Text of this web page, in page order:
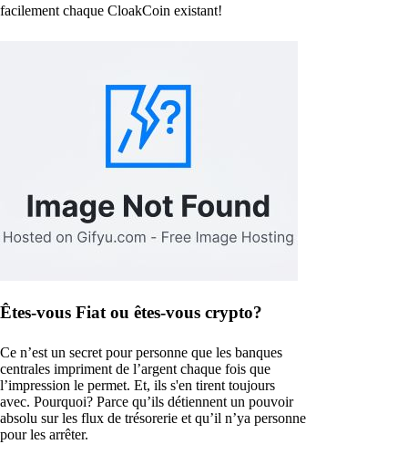
facilement chaque CloakCoin existant!
Êtes-vous Fiat ou êtes-vous crypto?
Ce n’est un secret pour personne que les banques
centrales impriment de l’argent chaque fois que
l’impression le permet. Et, ils s'en tirent toujours
avec. Pourquoi? Parce qu’ils détiennent un pouvoir
absolu sur les flux de trésorerie et qu’il n’ya personne
pour les arrêter.